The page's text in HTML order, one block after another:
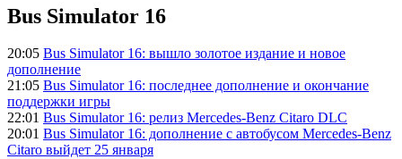
Bus Simulator 16
20:05 Bus Simulator 16: вышло золотое издание и новое
дополнение
21:05 Bus Simulator 16: последнее дополнение и окончание
поддержки игры
22:01 Bus Simulator 16: релиз Mercedes-Benz Citaro DLC
20:01 Bus Simulator 16: дополнение с автобусом Mercedes-Benz
Citaro выйдет 25 января